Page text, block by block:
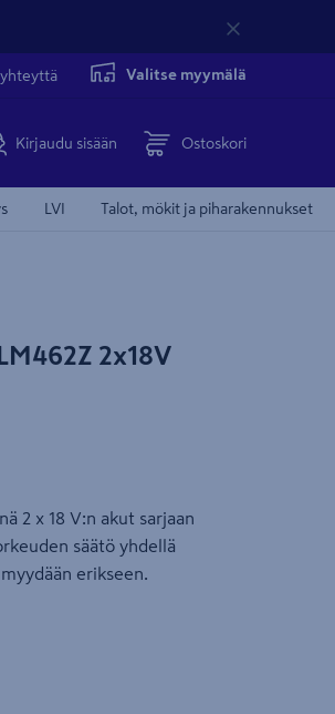
Valitse myymälä
Kirjaudu sisään Ostoskori
LVI Talot, mökit ja piharakennukset
2x18V
2 x 18 V:n akut sarjaan
säätö yhdellä
erikseen.